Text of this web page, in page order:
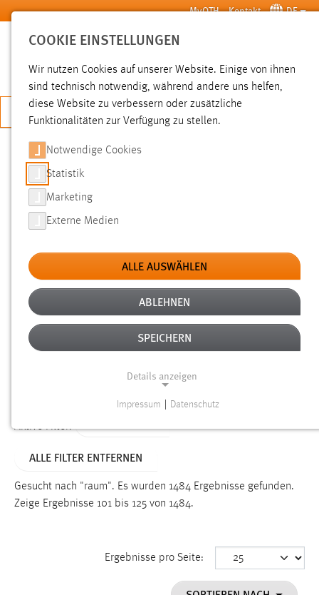
Zum Hauptinhalt springen MyOTH Kontakt DE
SUCHE
JETZT BEWERBEN
SUCHE
FILTER
Typ
Erstellungsdatum
Alter
Aktive Filter:
ALLE FILTER ENTFERNEN
Gesucht nach "raum". Es wurden 1484 Ergebnisse gefunden.
Zeige Ergebnisse 101 bis 125 von 1484.
Ergebnisse pro Seite:
COOKIE EINSTELLUNGEN
Wir nutzen Cookies auf unserer Website. Einige von ihnen
sind technisch notwendig, während andere uns helfen,
diese Website zu verbessern oder zusätzliche
Funktionalitäten zur Verfügung zu stellen.
Notwendige Cookies
Statistik
Marketing
Externe Medien
ALLE AUSWÄHLEN
ABLEHNEN
SPEICHERN
Details anzeigen
Funktionen und sind für die einwandfreie Funktion der
Einverständnis
cookie_consent
Impressum Datenschutz